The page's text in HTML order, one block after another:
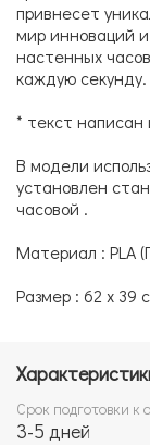
привнесет
мир инноваций
настенных
каждую секунду.
* текст написан
В модели
установлен
часовой .
Материал : PLA
Размер : 62 х 39
Срок подготовки к
3-5 дней